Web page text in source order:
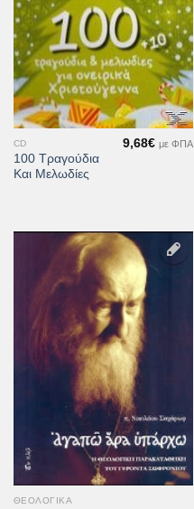
CD
100 Τραγούδια
Και Μελωδίες
9,68€ με ΦΠΑ
Προσθήκη
στη Λίστα
Επιθυμιών
ΘΕΟΛΟΓΙΚΆ